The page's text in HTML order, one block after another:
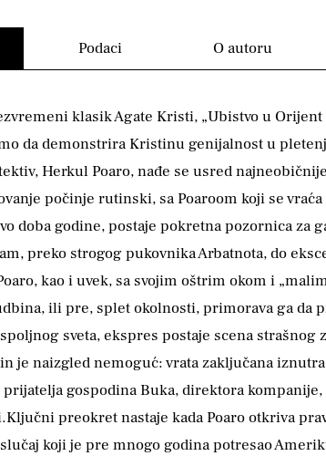
Podaci O autoru
klasik Agate Kristi, „Ubistvo u
da demonstrira Kristinu genijalnost u
Herkul Poaro, nađe se usred
počinje rutinski, sa Poaroom koji se
doba godine, postaje pokretna pozornica
preko strogog pukovnika Arbatnota, do
kao i uvek, sa svojim oštrim okom i
ili pre, splet okolnosti, primorava ga da
sveta, ekspres postaje scena
je naizgled nemoguć: vrata zaključana
gospodina Buka, direktora
preokret nastaje kada Poaro otkriva
koji je pre mnogo godina potresao